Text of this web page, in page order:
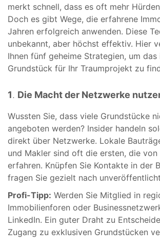
merkt schnell, dass es oft mehr
Doch es gibt Wege, die erfahrene
Jahren erfolgreich anwenden. Diese
unbekannt, aber höchst effektiv. Hier
Ihnen fünf geheime Strategien, um das
Grundstück für Ihr Traumprojekt zu
1. Die Macht der Netzwerke
Wussten Sie, dass viele Grundstücke
angeboten werden? Insider handeln
direkt über Netzwerke. Lokale
und Makler sind oft die ersten, die von
erfahren. Knüpfen Sie Kontakte in der
fragen Sie gezielt nach
Profi-Tipp: Werden Sie Mitglied in
Immobilienforen oder
LinkedIn. Ein guter Draht zu
Zugang zu exklusiven Grundstücken